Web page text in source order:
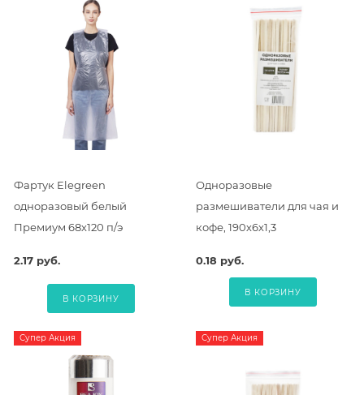
Фартук Elegreen
одноразовый белый
Премиум 68х120 п/э
2.17 руб.
В КОРЗИНУ
Одноразовые
размешиватели для чая и
кофе, 190х6х1,3
0.18 руб.
В КОРЗИНУ
Супер Акция Супер Акция